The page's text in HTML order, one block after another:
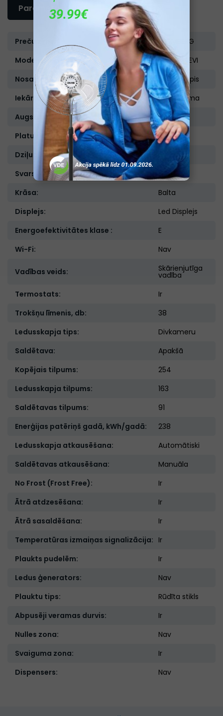
Parametri
Preču zīme:
BLOMBERG
Modelis:
KNE4564EVI
Nosaukums:
Ledusskapis
Iekārtas tips:
Iebūvējama
Augstums, cm:
177,5
Platums, cm:
54
Dziļums, cm:
Svars, kg:
59,5
Krāsa:
Balta
Displejs:
Led Displejs
Energoefektivitātes klase :
E
Wi-Fi:
Nav
Vadības veids: Skārienjutīga
vadība
Termostats:
Ir
Trokšņu līmenis, db:
38
Ledusskapja tips:
Divkameru
Saldētava:
Apakšā
Kopējais tilpums:
254
Ledusskapja tilpums:
163
Saldētavas tilpums:
91
Enerģijas patēriņš gadā, kWh/gadā:
238
Ledusskapja atkausēšana:
Automātiski
Saldētavas atkausēšana:
Manuāla
No Frost (Frost Free):
Ir
Ātrā atdzesēšana:
Ir
Ātrā sasaldēšana:
Ir
Temperatūras izmaiņas signalizācija: Ir
Plaukts pudelēm:
Ir
Ledus ģenerators:
Nav
Plauktu tips:
Rūdīta stikls
Abpusēji veramas durvis:
Ir
Nulles zona:
Nav
Svaiguma zona:
Ir
Dispensers:
Nav